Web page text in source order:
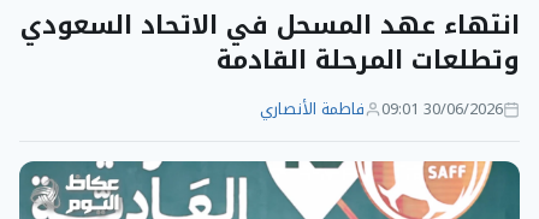
انتهاء عهد المسحل في الاتحاد السعودي
وتطلعات المرحلة القادمة
30/06/2026 09:01 فاطمة الأنصاري